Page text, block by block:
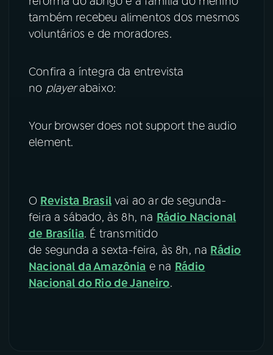
também recebeu alimentos dos mesmos
voluntários e de moradores.
Confira a íntegra da entrevista
no playerabaixo:
Your browser does not support the audio
element.
O Revista Brasilvai ao ar de segunda-
feira a sábado, às 8h, na Rádio Nacional
de Brasília. É transmitido
de segunda a sexta-feira, às 8h, na Rádio
Nacional da Amazônia e na Rádio
Nacional do Rio de Janeiro.